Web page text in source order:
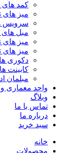
کمد
میز های
سرویس
مبل
میز های
میز های
دکوری ها
کابینت
مبلمان
واحد معماری
وبلاگ
تماس با ما
درباره ما
سبد خرید
خانه
محصولات